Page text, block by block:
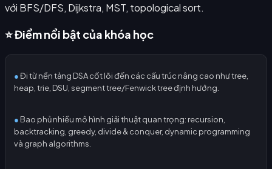
với BFS/DFS, Dijkstra, MST, topological sort.
⭐ Điểm nổi bật của khóa học
●Đi từ nền tảng DSA cốt lõi đến các cấu trúc nâng cao như tree,
heap, trie, DSU, segment tree/Fenwick tree định hướng.
● Bao phủ nhiều mô hình giải thuật quan trọng: recursion,
backtracking, greedy, divide & conquer, dynamic programming
và graph algorithms.